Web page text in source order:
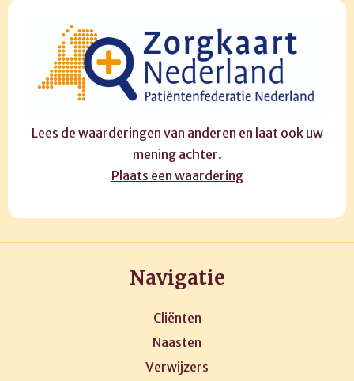
Lees de waarderingen van anderen en laat ook uw
mening achter.
Plaats een waardering
Navigatie
Cliënten
Naasten
Verwijzers